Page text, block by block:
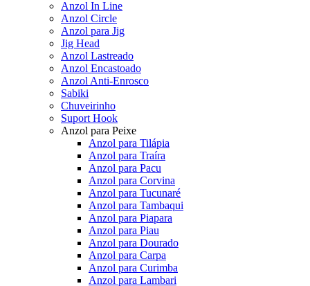
Anzol In Line
Anzol Circle
Anzol para Jig
Jig Head
Anzol Lastreado
Anzol Encastoado
Anzol Anti-Enrosco
Sabiki
Chuveirinho
Suport Hook
Anzol para Peixe
Anzol para Tilápia
Anzol para Traíra
Anzol para Pacu
Anzol para Corvina
Anzol para Tucunaré
Anzol para Tambaqui
Anzol para Piapara
Anzol para Piau
Anzol para Dourado
Anzol para Carpa
Anzol para Curimba
Anzol para Lambari